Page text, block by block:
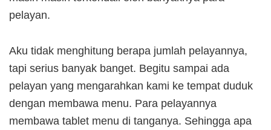
pelayan.
Aku tidak menghitung berapa jumlah pelayannya,
tapi serius banyak banget. Begitu sampai ada
pelayan yang mengarahkan kami ke tempat duduk
dengan membawa menu. Para pelayannya
membawa tablet menu di tanganya. Sehingga apa